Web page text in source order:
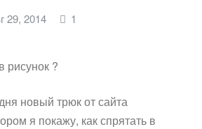
29, 2014 1
рисунок ?
новый трюк от сайта
я покажу, как спрятать в